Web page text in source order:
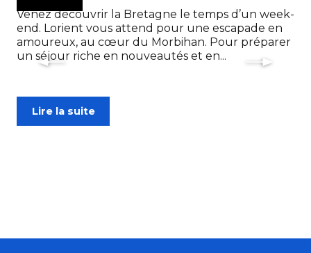
Venez découvrir la Bretagne le temps d’un week-
end. Lorient vous attend pour une escapade en
amoureux, au cœur du Morbihan. Pour préparer
un séjour riche en nouveautés et en...
Lire la suite